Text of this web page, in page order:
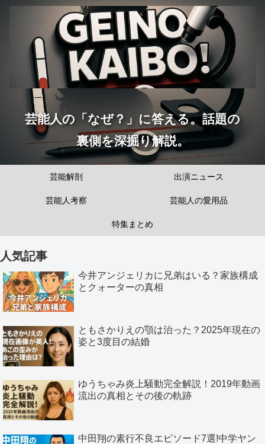
芸能人の「なぜ？」に答える。話題の
裏側を深掘り解説。
芸能解剖 出演ニュース
芸能人考察 芸能人の愛用品
特集まとめ
人気記事
今井アンジェリカに兄弟はいる？家族構成
とクォーターの真相
ともさかりえの顎は治った？2025年現在の
姿と3度目の結婚
ゆうちゃみ炎上騒動完全解説！2019年動画
流出の真相とその後の軌跡
中田翔の素行不良エピソード7選!中学ヤン